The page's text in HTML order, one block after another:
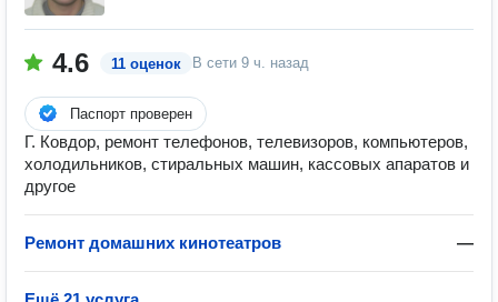
4.6 11 оценок В сети 9 ч. назад
Паспорт проверен
Г. Ковдор, ремонт телефонов, телевизоров, компьютеров,
холодильников, стиральных машин, кассовых апаратов и
другое
Ремонт домашних кинотеатров —